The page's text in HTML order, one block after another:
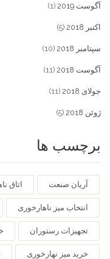
آگوست 2019 (1)
اکتبر 2018 (5)
سپتامبر 2018 (10)
آگوست 2018 (11)
جولای 2018 (11)
ژوئن 2018 (5)
برچسب ها
آریان صنعت اتاق
انتخاب میز ناهارخوری
تجهیزات رستوران
خرید میز نهارخوری